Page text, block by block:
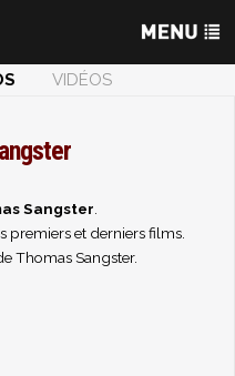
VIDÉOS
Sangster
premiers et derniers films.
Thomas Sangster.